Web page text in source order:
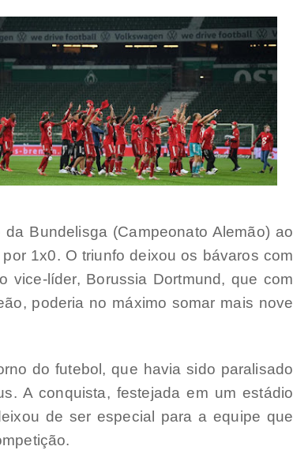
Bundelisga (Campeonato Alemão) ao
1x0. O triunfo deixou os bávaros com
vice-líder, Borussia Dortmund, que com
poderia no máximo somar mais nove
do futebol, que havia sido paralisado
A conquista, festejada em um estádio
de ser especial para a equipe que